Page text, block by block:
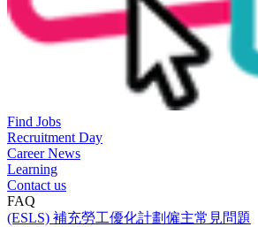
Find Jobs
Recruitment Day
Career News
Learning
Contact us
FAQ
(ESLS) 補充勞工優化計劃僱主常見問題